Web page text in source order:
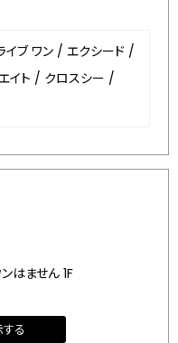
イブ ワン / エクシード /
イト / クロスシー /
はません 1F
る